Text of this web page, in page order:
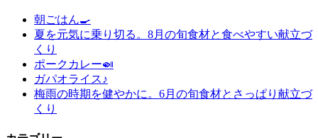
朝ごはん🍳
夏を元気に乗り切る。8月の旬食材と食べやすい献立づ
くり
ポークカレー🍛
ガパオライス♪
梅雨の時期を健やかに。6月の旬食材とさっぱり献立づ
くり